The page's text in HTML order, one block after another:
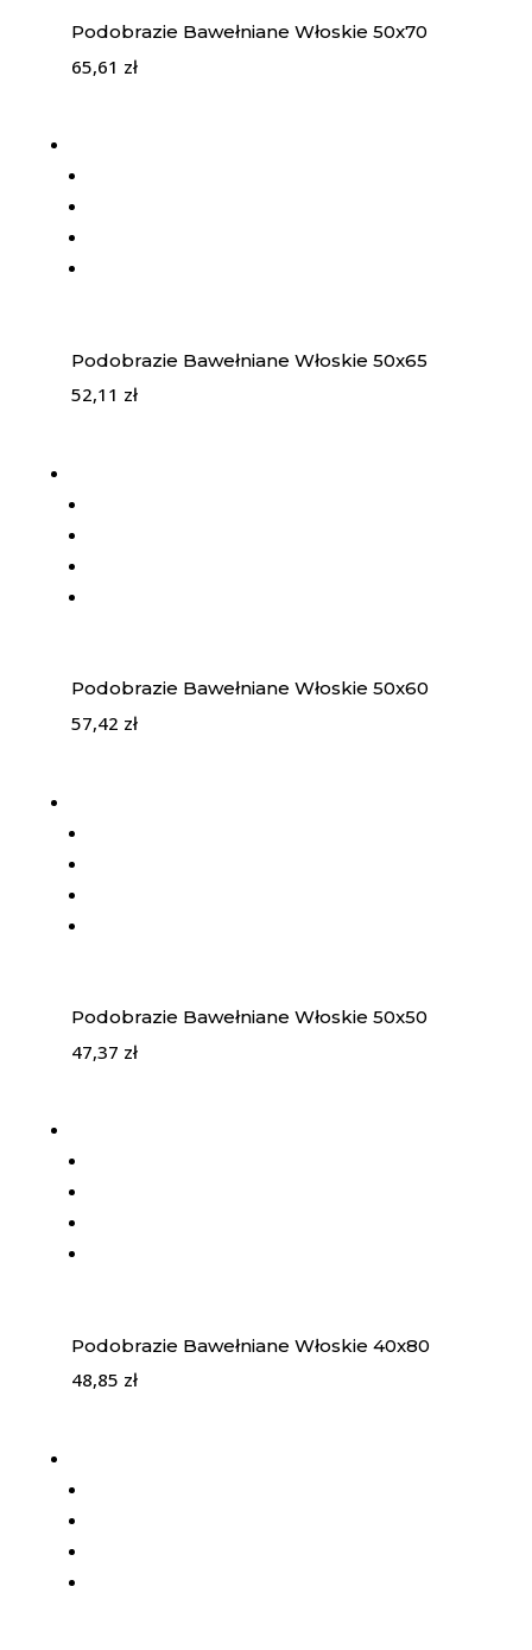
Podobrazie Bawełniane Włoskie 50x70
65,61 zł
Podobrazie Bawełniane Włoskie 50x65
52,11 zł
Podobrazie Bawełniane Włoskie 50x60
57,42 zł
Podobrazie Bawełniane Włoskie 50x50
47,37 zł
Podobrazie Bawełniane Włoskie 40x80
48,85 zł